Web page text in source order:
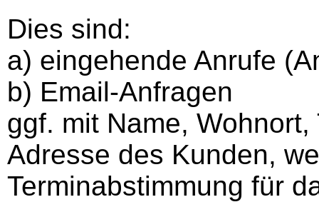
Dies sind:
a) eingehende Anrufe
b) Email-Anfragen
ggf. mit Name,
Adresse des Kunden,
Terminabstimmung für